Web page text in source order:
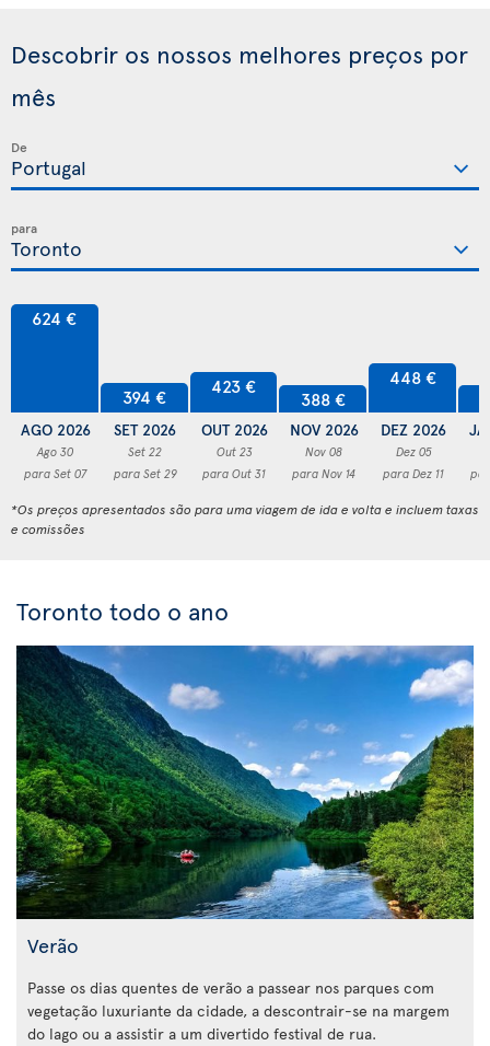
Descobrir os nossos melhores preços por
mês
De
para
624 €
AGO 2026
Ago 30
para Set 07
394 €
SET 2026
Set 22
para Set 29
423 €
OUT 2026
Out 23
para Out 31
388 €
NOV 2026
Nov 08
para Nov 14
448 €
DEZ 2026
Dez 05
para Dez 11
*Os preços apresentados são para uma viagem de ida e volta e incluem taxas
e comissões
Toronto todo o ano
Verão
Passe os dias quentes de verão a passear nos parques com
vegetação luxuriante da cidade, a descontrair-se na margem
do lago ou a assistir a um divertido festival de rua.